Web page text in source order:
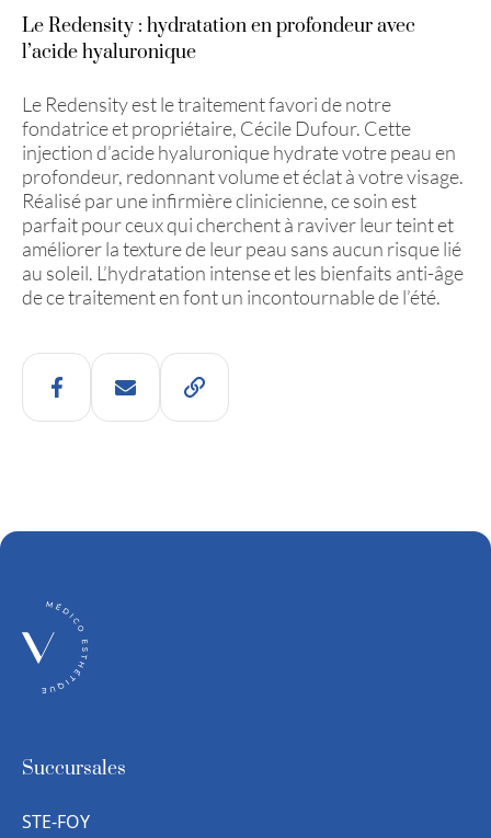
Le Redensity : hydratation en profondeur avec
l’acide hyaluronique
Le Redensity est le traitement favori de notre
fondatrice et propriétaire, Cécile Dufour. Cette
injection d’acide hyaluronique hydrate votre peau en
profondeur, redonnant volume et éclat à votre visage.
Réalisé par une infirmière clinicienne, ce soin est
parfait pour ceux qui cherchent à raviver leur teint et
améliorer la texture de leur peau sans aucun risque lié
au soleil. L’hydratation intense et les bienfaits anti-âge
de ce traitement en font un incontournable de l’été.
Succursales
STE-FOY